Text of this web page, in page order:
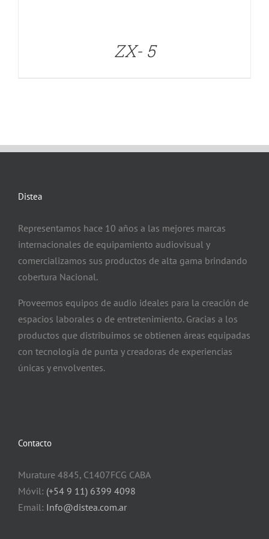
ZX- 5
Distea
Representamos hace 10 años a las mejores marcas
internacionales de equipamiento audiovisual y
comercializamos sus productos de alta gama brindando
cobertura Nacional.
Proveemos equipos de audio ideales para la creación de
espacios laborales o de entretenimiento. Gracias a los
productos que distribuimos se obtienen áreas equipadas
con tecnología de punta y creadoras de experiencias
únicas y envolventes.
Contacto
Murature 4845, C1407FCG CABA
Móvil: (+54 9 11) 6399 4098
Email: Info@distea.com.ar